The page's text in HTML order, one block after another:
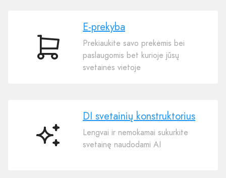
E-
E-prekyba
Prekiaukite savo prekėmis bei
paslaugomis bet kurioje jūsų
svetainės vietoje
DI
DI svetainių konstruktorius
Lengvai ir nemokamai sukurkite
svetainę naudodami AI